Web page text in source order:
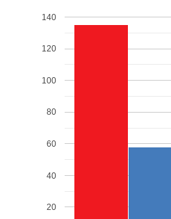
20
40
60
80
100
120
140